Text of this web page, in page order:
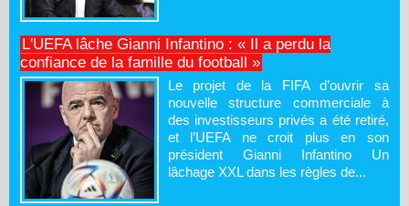
L'UEFA lâche Gianni Infantino : « Il a perdu la
confiance de la famille du football »
Le projet de la FIFA d’ouvrir sa
nouvelle structure commerciale à
des investisseurs privés a été retiré,
et l’UEFA ne croit plus en son
président Gianni Infantino Un
lâchage XXL dans les règles de...